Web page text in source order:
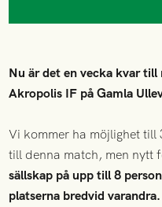
Nu är det en vecka kvar
Akropolis IF på Gamla
Vi kommer ha möjlighet till
till denna match, men nytt
sällskap på upp till 8
platserna bredvid varandra.